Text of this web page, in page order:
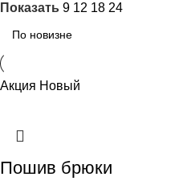
Показать 9 12 18 24
Акция Новый
Пошив брюки